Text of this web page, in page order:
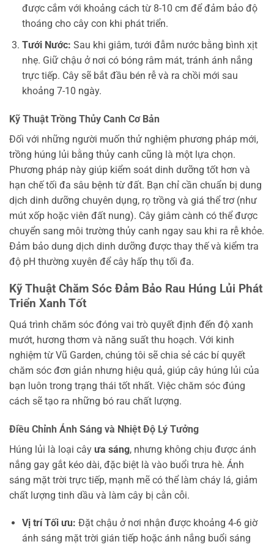
được cắm với khoảng cách từ 8-10 cm để đảm bảo độ
thoáng cho cây con khi phát triển.
Tưới Nước: Sau khi giâm, tưới đẫm nước bằng bình xịt
nhẹ. Giữ chậu ở nơi có bóng râm mát, tránh ánh nắng
trực tiếp. Cây sẽ bắt đầu bén rễ và ra chồi mới sau
khoảng 7-10 ngày.
Kỹ Thuật Trồng Thủy Canh Cơ Bản
Đối với những người muốn thử nghiệm phương pháp mới,
trồng húng lủi bằng thủy canh cũng là một lựa chọn.
Phương pháp này giúp kiểm soát dinh dưỡng tốt hơn và
hạn chế tối đa sâu bệnh từ đất. Bạn chỉ cần chuẩn bị dung
dịch dinh dưỡng chuyên dụng, rọ trồng và giá thể trơ (như
mút xốp hoặc viên đất nung). Cây giâm cành có thể được
chuyển sang môi trường thủy canh ngay sau khi ra rễ khỏe.
Đảm bảo dung dịch dinh dưỡng được thay thế và kiểm tra
độ pH thường xuyên để cây hấp thụ tối đa.
Kỹ Thuật Chăm Sóc Đảm Bảo Rau Húng Lủi Phát
Triển Xanh Tốt
Quá trình chăm sóc đóng vai trò quyết định đến độ xanh
mướt, hương thơm và năng suất thu hoạch. Với kinh
nghiệm từ Vũ Garden, chúng tôi sẽ chia sẻ các bí quyết
chăm sóc đơn giản nhưng hiệu quả, giúp cây húng lủi của
bạn luôn trong trạng thái tốt nhất. Việc chăm sóc đúng
cách sẽ tạo ra những bó rau chất lượng.
Điều Chỉnh Ánh Sáng và Nhiệt Độ Lý Tưởng
Húng lủi là loại cây ưa sáng, nhưng không chịu được ánh
nắng gay gắt kéo dài, đặc biệt là vào buổi trưa hè. Ánh
sáng mặt trời trực tiếp, mạnh mẽ có thể làm cháy lá, giảm
chất lượng tinh dầu và làm cây bị cằn cỗi.
Vị trí Tối ưu: Đặt chậu ở nơi nhận được khoảng 4-6 giờ
ánh sáng mặt trời gián tiếp hoặc ánh nắng buổi sáng